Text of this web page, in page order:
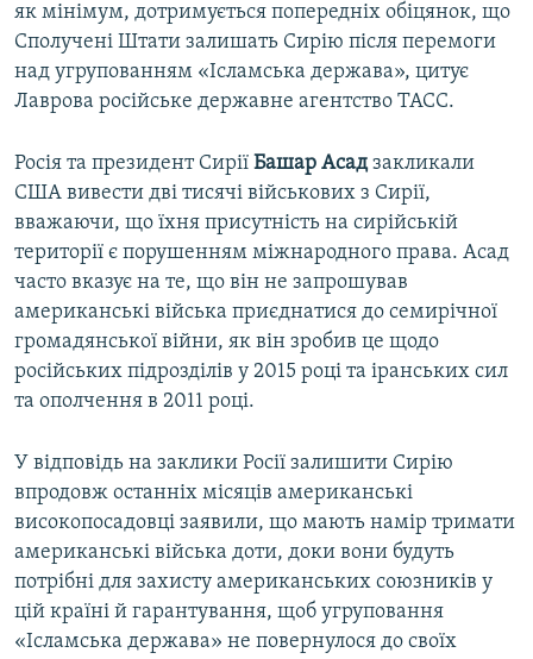
як мінімум, дотримується попередніх обіцянок, що
Сполучені Штати залишать Сирію після перемоги
над угрупованням «Ісламська держава», цитує
Лаврова російське державне агентство ТАСС.
Росія та президент Сирії Башар Асадзакликали
США вивести дві тисячі військових з Сирії,
вважаючи, що їхня присутність на сирійській
території є порушенням міжнародного права. Асад
часто вказує на те, що він не запрошував
американські війська приєднатися до семирічної
громадянської війни, як він зробив це щодо
російських підрозділів у 2015 році та іранських сил
та ополчення в 2011 році.
У відповідь на заклики Росії залишити Сирію
впродовж останніх місяців американські
високопосадовці заявили, що мають намір тримати
американські війська доти, доки вони будуть
потрібні для захисту американських союзників у
цій країні й гарантування, щоб угруповання
«Ісламська держава» не повернулося до своїх